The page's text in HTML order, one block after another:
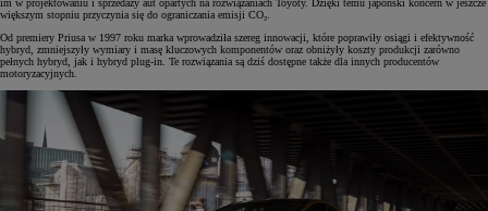
im w projektowaniu i sprzedaży aut opartych na rozwiązaniach Toyoty. Dzięki temu japoński koncern w jeszcze
większym stopniu przyczynia się do ograniczania emisji CO₂.
Od premiery Priusa w 1997 roku marka wprowadziła szereg innowacji, które poprawiły osiągi i efektywność
hybryd, zmniejszyły wymiary i masę kluczowych komponentów oraz obniżyły koszty produkcji zarówno
pełnych hybryd, jak i hybryd plug-in. Te rozwiązania są dziś dostępne także dla innych producentów
motoryzacyjnych.